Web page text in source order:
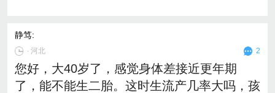
静笃:
∙河北 2
您好，大40岁了，感觉身体差接近更年期
了，能不能生二胎。这时生流产几率大吗，孩